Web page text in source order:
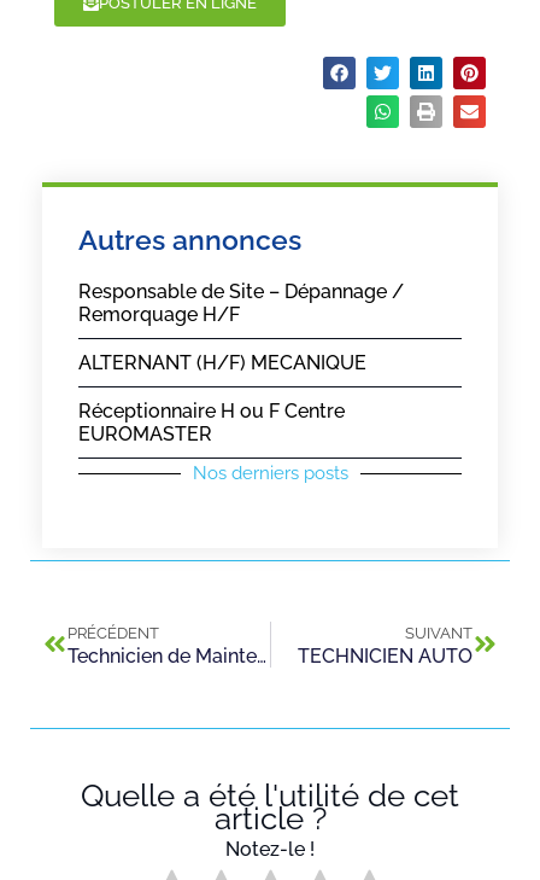
Autres annonces
Responsable de Site – Dépannage /
Remorquage H/F
ALTERNANT (H/F) MECANIQUE
Réceptionnaire H ou F Centre
EUROMASTER
Nos derniers posts
PRÉCÉDENT
Technicien de Maintenance mécanique, spécialité frein
SUIVANT
TECHNICIEN AUTO
Quelle a été l'utilité de cet
article ?
Notez-le !